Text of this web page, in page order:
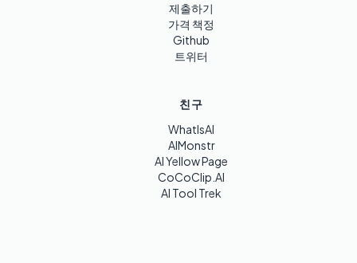
제출하기
가격 책정
Github
트위터
친구
WhatIsAI
AIMonstr
AI Yellow Page
CoCoClip.AI
AI Tool Trek